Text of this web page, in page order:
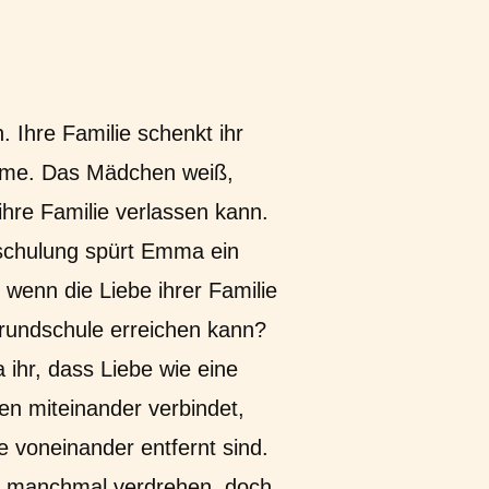
Ihre Familie schenkt ihr
Das Mädchen weiß,
Familie verlassen kann.
spürt Emma ein
die Liebe ihrer Familie
erreichen kann?
ihr, dass Liebe wie eine
miteinander verbindet,
voneinander entfernt sind.